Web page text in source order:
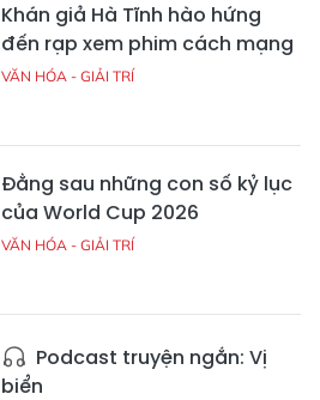
Khán giả Hà Tĩnh hào hứng
đến rạp xem phim cách mạng
VĂN HÓA - GIẢI TRÍ
Đằng sau những con số kỷ lục
của World Cup 2026
VĂN HÓA - GIẢI TRÍ
Podcast truyện ngắn: Vị
biển